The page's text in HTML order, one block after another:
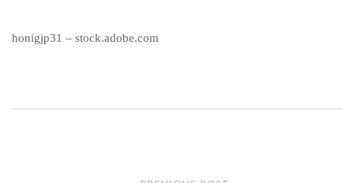
honigjp31 – stock.adobe.com